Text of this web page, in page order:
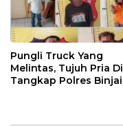
Pungli Truck Yang
Melintas, Tujuh Pria Di
Tangkap Polres Binjai